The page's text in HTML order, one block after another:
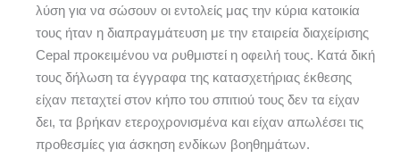
λύση για να σώσουν οι εντολείς μας την κύρια κατοικία
τους ήταν η διαπραγμάτευση με την εταιρεία διαχείρισης
Cepal προκειμένου να ρυθμιστεί η οφειλή τους. Κατά δική
τους δήλωση τα έγγραφα της κατασχετήριας έκθεσης
είχαν πεταχτεί στον κήπο του σπιτιού τους δεν τα είχαν
δει, τα βρήκαν ετεροχρονισμένα και είχαν απωλέσει τις
προθεσμίες για άσκηση ενδίκων βοηθημάτων.